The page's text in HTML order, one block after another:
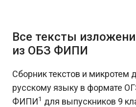
Все тексты
из ОБЗ ФИПИ
Сборник текстов и микротем
русскому языку в формате
ФИПИ1 для выпускников 9